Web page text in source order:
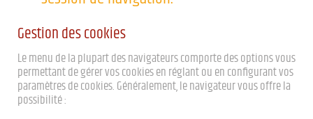
Gestion des cookies
Le menu de la plupart des navigateurs comporte des options vous
permettant de gérer vos cookies en réglant ou en configurant vos
paramètres de cookies. Généralement, le navigateur vous offre la
possibilité :